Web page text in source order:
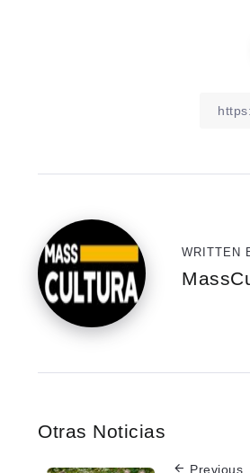
WRITTEN
Otras Noticias
Previous